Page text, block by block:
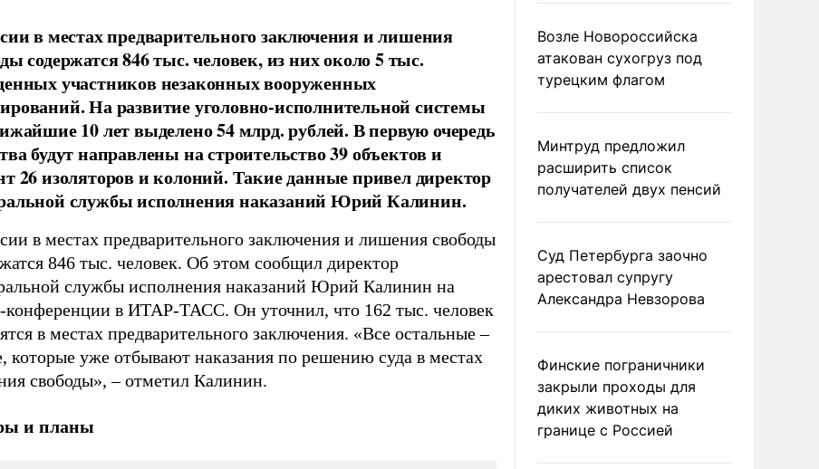
в местах предварительного заключения и лишения
содержатся 846 тыс. человек, из них около 5 тыс.
участников незаконных вооруженных
На развитие уголовно-исполнительной системы
10 лет выделено 54 млрд. рублей. В первую очередь
будут направлены на строительство 39 объектов и
26 изоляторов и колоний. Такие данные привел директор
службы исполнения наказаний Юрий Калинин.
в местах предварительного заключения и лишения свободы
846 тыс. человек. Об этом сообщил директор
службы исполнения наказаний Юрий Калинин на
конференции в ИТАР-ТАСС. Он уточнил, что 162 тыс. человек
в местах предварительного заключения. «Все остальные –
которые уже отбывают наказания по решению суда в местах
свободы», – отметил Калинин.
и планы
Возле Новороссийска
атакован сухогруз под
турецким флагом
Минтруд предложил
расширить список
получателей двух пенсий
Суд Петербурга заочно
арестовал супругу
Александра Невзорова
Финские пограничники
закрыли проходы для
диких животных на
границе с Россией